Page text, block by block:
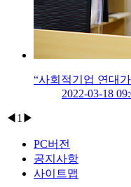
“사회적기업 연대
2022-03-18
◀ 1 ▶
PC버전
공지사항
사이트맵